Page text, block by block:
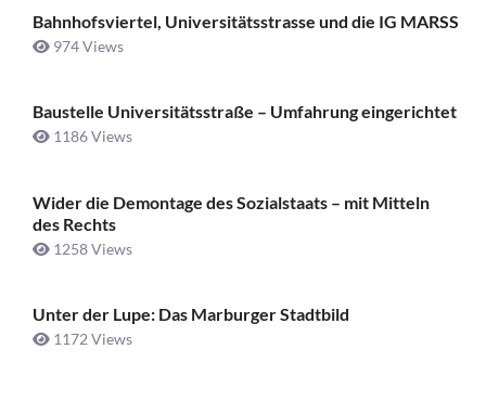
Bahnhofsviertel, Universitätsstrasse und die IG MARSS
974 Views
Baustelle Universitätsstraße ­– Umfahrung eingerichtet
1186 Views
Wider die Demontage des Sozialstaats – mit Mitteln
des Rechts
1258 Views
Unter der Lupe: Das Marburger Stadtbild
1172 Views